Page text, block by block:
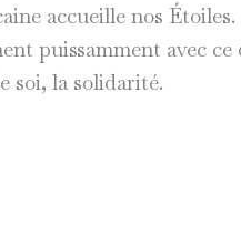
accueille nos
puissamment avec
soi, la solidarité.